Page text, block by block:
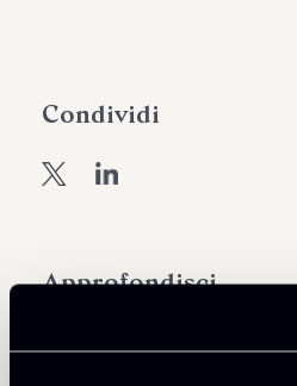
Approfondisci
Condividi